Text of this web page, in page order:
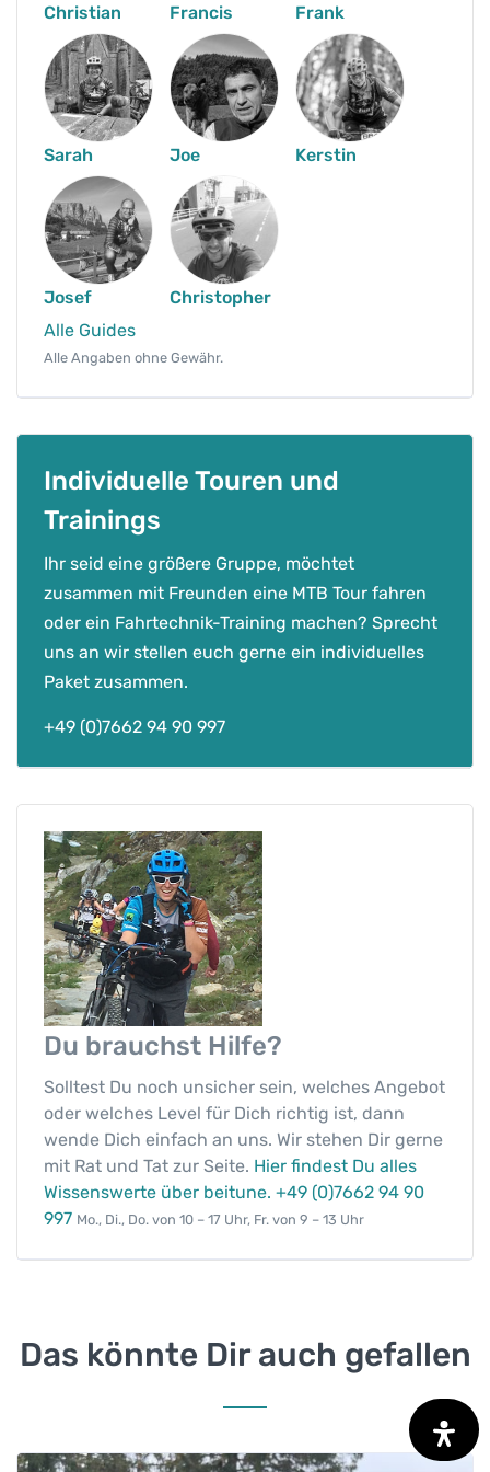
Christian Francis Frank
Sarah Joe Kerstin
Josef
Christopher
Alle Guides
Alle Angaben ohne Gewähr.
Individuelle Touren und
Trainings
Ihr seid eine größere Gruppe, möchtet
zusammen mit Freunden eine MTB Tour fahren
oder ein Fahrtechnik-Training machen? Sprecht
uns an wir stellen euch gerne ein individuelles
Paket zusammen.
+49 (0)7662 94 90 997
Du brauchst Hilfe?
Solltest Du noch unsicher sein, welches Angebot
oder welches Level für Dich richtig ist, dann
wende Dich einfach an uns. Wir stehen Dir gerne
mit Rat und Tat zur Seite. Hier findest Du alles
Wissenswerte über beitune. +49 (0)7662 94 90
997 Mo., Di., Do. von 10 – 17 Uhr, Fr. von 9 – 13 Uhr
Das könnte Dir auch gefallen